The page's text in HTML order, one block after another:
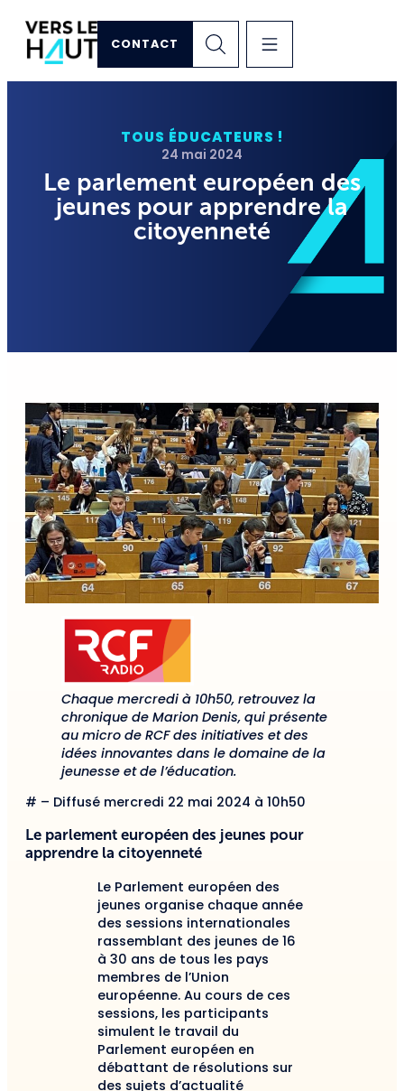
CONTACT
TOUS ÉDUCATEURS !
24 mai 2024
Le parlement européen des
jeunes pour apprendre la
citoyenneté
Chaque mercredi à 10h50, retrouvez la
chronique de Marion Denis, qui présente
au micro de RCF des initiatives et des
idées innovantes dans le domaine de la
jeunesse et de l’éducation.
# – Diffusé mercredi 22 mai 2024 à 10h50
Le parlement européen des jeunes pour
apprendre la citoyenneté
Le Parlement européen des
jeunes organise chaque année
des sessions internationales
rassemblant des jeunes de 16
à 30 ans de tous les pays
membres de l’Union
européenne. Au cours de ces
sessions, les participants
simulent le travail du
Parlement européen en
débattant de résolutions sur
des sujets d’actualité